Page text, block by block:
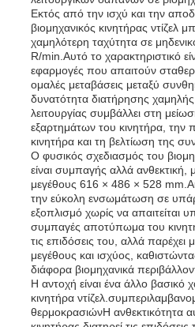
Σχετικά με εμάς
Γύρος εργοστασίων
Ποιοτικός έλεγχος
επαφή
Νέα
Όλες οι περιπτώσεις
Ζητήστε ένα απόσπασμα
Εκτός από την ισχύ και την
βιομηχανικός κινητήρας ντίζελ
χαμηλότερη ταχύτητα σε
R/min.Αυτό το χαρακτηριστικό
εφαρμογές που απαιτούν
ομαλές μεταβάσεις μεταξύ
δυνατότητα διατήρησης
λειτουργίας συμβάλλει στη
εξαρτημάτων του κινητήρα, την
κινητήρα και τη βελτίωση της
Ο φυσικός σχεδιασμός του
είναι συμπαγής αλλά ανθεκτική,
μεγέθους 616 × 486 × 528
την εύκολη ενσωμάτωση σε
εξοπλισμό χωρίς να απαιτείται
συμπαγές αποτύπωμα του
τις επιδόσεις του, αλλά παρέχει
μεγέθους και ισχύος,
διάφορα βιομηχανικά
Η αντοχή είναι ένα άλλο βασικό
κινητήρα
θερμοκρασιώνΗ ανθεκτικότητα